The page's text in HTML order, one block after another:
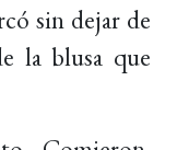
sin dejar de
la blusa que